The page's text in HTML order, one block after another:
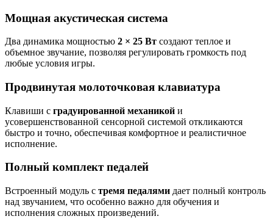
Мощная акустическая система
Два динамика мощностью 2 × 25 Вт создают теплое и
объемное звучание, позволяя регулировать громкость под
любые условия игры.
Продвинутая молоточковая клавиатура
Клавиши с градуированной механикой и
усовершенствованной сенсорной системой откликаются
быстро и точно, обеспечивая комфортное и реалистичное
исполнение.
Полный комплект педалей
Встроенный модуль с тремя педалями дает полный контроль
над звучанием, что особенно важно для обучения и
исполнения сложных произведений.